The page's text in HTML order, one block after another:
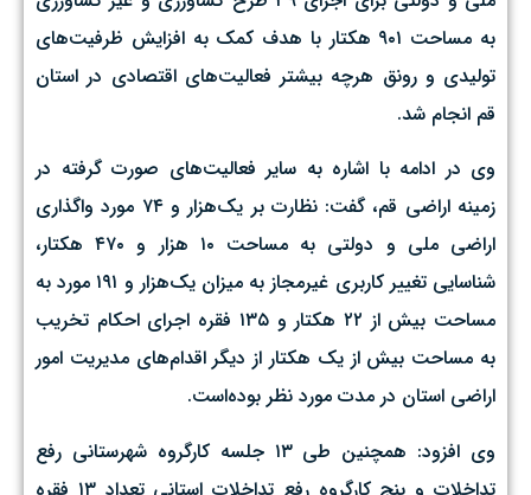
به مساحت ٩٠١ هکتار با هدف کمک به افزایش ظرفیت‌های
تولیدی و رونق هرچه بیشتر فعالیت‌های اقتصادی در استان
قم انجام شد.
وی در ادامه با اشاره به سایر فعالیت‌های صورت گرفته در
زمینه اراضی قم،‌ گفت: نظارت بر یک‌هزار و ٧٤ مورد واگذاری
اراضی ملی و دولتی به مساحت ١٠ هزار و ٤٧٠ هکتار،
شناسایی تغییر کاربری غیرمجاز به میزان یک‌هزار و ١٩١ مورد به
مساحت بیش از ٢٢ هکتار و ١٣٥ فقره اجرای احکام تخریب
به مساحت بیش از یک هکتار از دیگر اقدام‌های مدیریت امور
اراضی استان در مدت مورد نظر بوده‌است.
وی افزود: همچنین طی ١٣ جلسه کارگروه شهرستانی رفع